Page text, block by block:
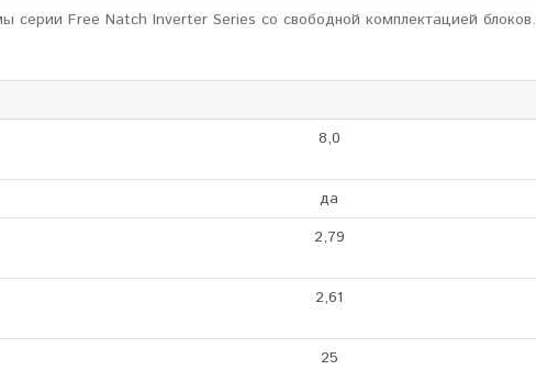
серии Free Natch Inverter Series со свободной комплектацией блоков.
8,0
да
2,79
2,61
25